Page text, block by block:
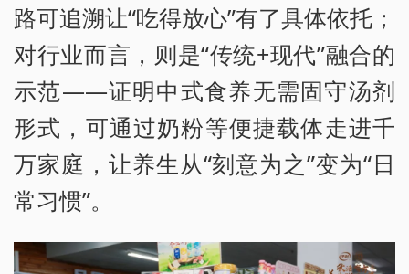
路可追溯让“吃得放心”有了具体依托；
对行业而言，则是“传统+现代”融合的
示范——证明中式食养无需固守汤剂
形式，可通过奶粉等便捷载体走进千
万家庭，让养生从“刻意为之”变为“日
常习惯”。